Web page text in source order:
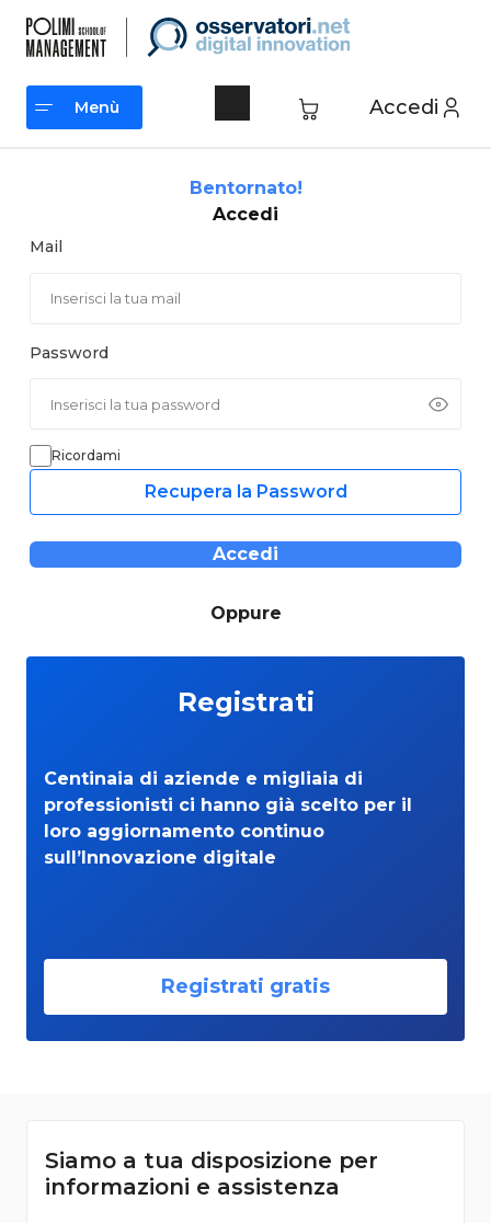
contenuto
Accedi
Menù
Bentornato!
Accedi
Mail
Password
Ricordami
Recupera la Password
Accedi
Oppure
Registrati
Centinaia di aziende e migliaia di
professionisti ci hanno già scelto per il
loro aggiornamento continuo
sull’Innovazione digitale
Registrati gratis
Siamo a tua disposizione per
informazioni e assistenza